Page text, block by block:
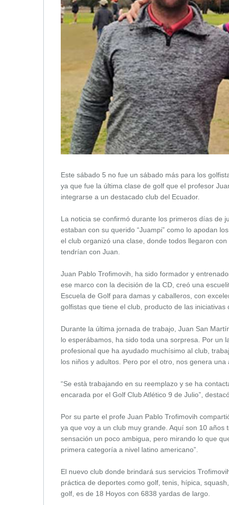
Este sábado 5 no fue un sábado más para los
ya que fue la última clase de golf que el profesor
integrarse a un destacado club del Ecuador.
La noticia se confirmó durante los primeros días de
estaban con su querido “Juampi” como lo apodan
el club organizó una clase, donde todos llegaron
tendrían con Juan.
Juan Pablo Trofimovih, ha sido formador y
ese marco con la decisión de la CD, creó una
Escuela de Golf para damas y caballeros, con
golfistas que tiene el club, producto de las iniciativas
Durante la última jornada de trabajo, Juan San
lo esperábamos, ha sido toda una sorpresa. Por un
profesional que ha ayudado muchísimo al club,
los niños y adultos. Pero por el otro, nos genera
“Se està trabajando en su reemplazo y se ha
encarada por el Golf Club Atlético 9 de Julio”,
Por su parte el profe Juan Pablo Trofimovih
ya que voy a un club muy grande. Aquí son 10
sensación un poco ambigua, pero mirando lo que
primera categoría a nivel latino americano”.
El nuevo club donde brindará sus servicios
práctica de deportes como golf, tenis, hípica,
golf, es de 18 Hoyos con 6838 yardas de largo.